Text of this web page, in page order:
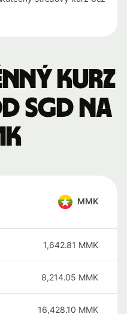
kurz
SGD na
MMK
1,642.81 MMK
8,214.05 MMK
16,428.10 MMK